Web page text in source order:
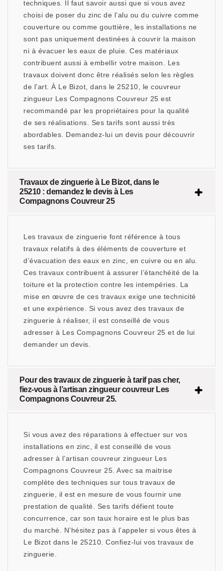
techniques. Il faut savoir aussi que si vous avez
choisi de poser du zinc de l’alu ou du cuivre comme
couverture ou comme gouttière, les installations ne
sont pas uniquement destinées à couvrir la maison
ni à évacuer les eaux de pluie. Ces matériaux
contribuent aussi à embellir votre maison. Les
travaux doivent donc être réalisés selon les règles
de l’art. À Le Bizot, dans le 25210, le couvreur
zingueur Les Compagnons Couvreur 25 est
recommandé par les propriétaires pour la qualité
de ses réalisations. Ses tarifs sont aussi très
abordables. Demandez-lui un devis pour découvrir
ses tarifs.
Travaux de zinguerie à Le Bizot, dans le
25210 : demandez le devis à Les
Compagnons Couvreur 25
Les travaux de zinguerie font référence à tous
travaux relatifs à des éléments de couverture et
d’évacuation des eaux en zinc, en cuivre ou en alu.
Ces travaux contribuent à assurer l’étanchéité de la
toiture et la protection contre les intempéries. La
mise en œuvre de ces travaux exige une technicité
et une expérience. Si vous avez des travaux de
zinguerie à réaliser, il est conseillé de vous
adresser à Les Compagnons Couvreur 25 et de lui
demander un devis.
Pour des travaux de zinguerie à tarif pas cher,
fiez-vous à l’artisan zingueur couvreur Les
Compagnons Couvreur 25.
Si vous avez des réparations à effectuer sur vos
installations en zinc, il est conseillé de vous
adresser à l’artisan couvreur zingueur Les
Compagnons Couvreur 25. Avec sa maitrise
complète des techniques sur tous travaux de
zinguerie, il est en mesure de vous fournir une
prestation de qualité. Ses tarifs défient toute
concurrence, car son taux horaire est le plus bas
du marché. N’hésitez pas à l’appeler si vous êtes à
Le Bizot dans le 25210. Confiez-lui vos travaux de
zinguerie.